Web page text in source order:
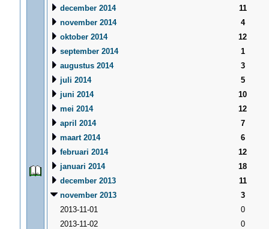
december 2014
11
november 2014
4
oktober 2014
12
september 2014
1
augustus 2014
3
juli 2014
5
juni 2014
10
mei 2014
12
april 2014
7
maart 2014
6
februari 2014
12
januari 2014
18
december 2013
11
november 2013
3
2013-11-01
0
2013-11-02
0